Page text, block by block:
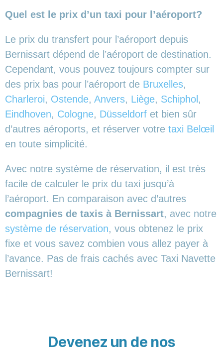
Quel est le prix d’un taxi pour l’aéroport?
Le prix du transfert pour l’aéroport depuis
Bernissart dépend de l’aéroport de destination.
Cependant, vous pouvez toujours compter sur
des prix bas pour l’aéroport de Bruxelles,
Charleroi, Ostende, Anvers, Liège, Schiphol ,
Eindhoven, Cologne, Düsseldorf et bien sûr
d’autres aéroports, et réserver votre taxi Belœil
en toute simplicité.
Avec notre système de réservation, il est très
facile de calculer le prix du taxi jusqu’à
l’aéroport. En comparaison avec d’autres
compagnies de taxis à Bernissart, avec notre
système de réservation, vous obtenez le prix
fixe et vous savez combien vous allez payer à
l’avance. Pas de frais cachés avec Taxi Navette
Bernissart!
Devenez un de nos